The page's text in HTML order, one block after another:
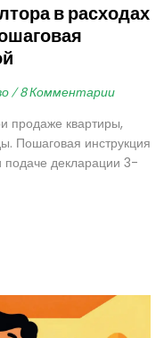
в расходах
/ 8 Комментарии
продаже квартиры,
Пошаговая инструкция
подаче декларации 3-